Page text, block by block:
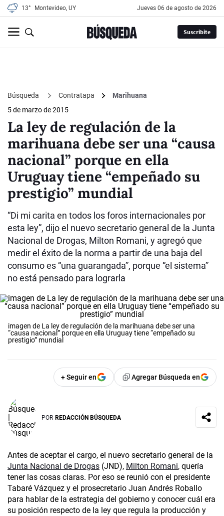
13° Montevideo, UY jueves 06 de agosto de 2026
Suscribite
Búsqueda Contratapa
Marihuana
5 de marzo de 2015
La ley de regulación de la
marihuana debe ser una “causa
nacional” porque en ella
Uruguay tiene “empeñado su
prestigio” mundial
“Di mi carita en todos los foros internacionales por
esta ley”, dijo el nuevo secretario general de la Junta
Nacional de Drogas, Milton Romani, y agregó que
medir el éxito de la norma a partir de una baja del
consumo es “una guarangada”, porque “el sistema”
no está pensado para lograrla
imagen de La ley de regulación de la marihuana debe ser una
“causa nacional” porque en ella Uruguay tiene “empeñado su
prestigio” mundial
+ Seguir en Agregar Búsqueda en
POR REDACCIÓN BÚSQUEDA
Antes de aceptar el cargo, el nuevo secretario general de la
Junta Nacional de Drogas (JND), Milton Romani, quería
tener las cosas claras. Por eso se reunió con el presidente
Tabaré Vázquez y el prosecretario Juan Andrés Roballo
para hablar de la estrategia del gobierno y conocer cuál era
su posición respecto de la ley que regula la producción y